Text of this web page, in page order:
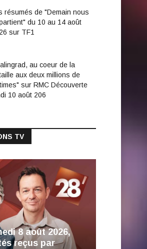
résumés de "Demain nous
du 10 au 14 août
sur TF1
au coeur de la
aux deux millions de
sur RMC Découverte
10 août 206
TV
8 août 2026,
reçus par